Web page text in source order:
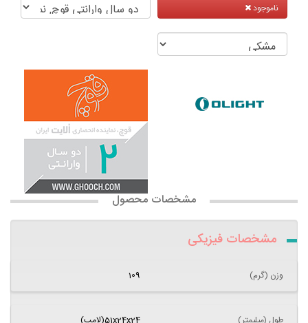
ناموجود
مشخصات محصول
مشخصات فیزیکی
وزن (گرم) 109
طول (میلیمتر)
51x24x24(لامپ)